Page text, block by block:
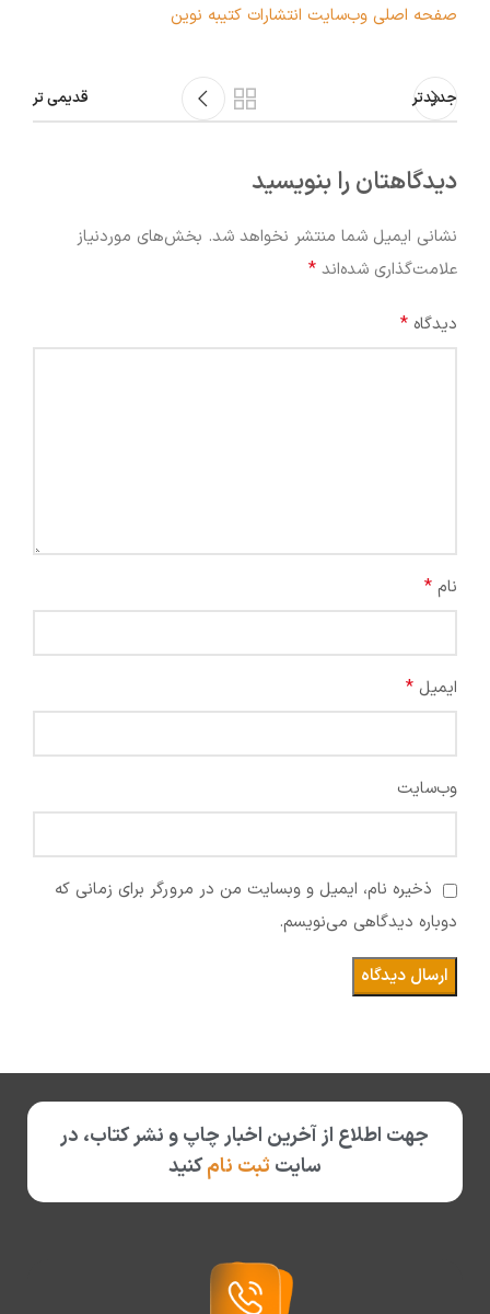
صفحه اصلی وب‌سایت انتشارات کتیبه نوین
جدیدتر قدیمی تر
دیدگاهتان را بنویسید
نشانی ایمیل شما منتشر نخواهد شد. بخش‌های موردنیاز
علامت‌گذاری شده‌اند *
دیدگاه *
نام *
ایمیل *
وب‌سایت
ذخیره نام، ایمیل و وبسایت من در مرورگر برای زمانی که
دوباره دیدگاهی می‌نویسم.
جهت اطلاع از آخرین اخبار چاپ و نشر کتاب، در
سایت ثبت نامکنید